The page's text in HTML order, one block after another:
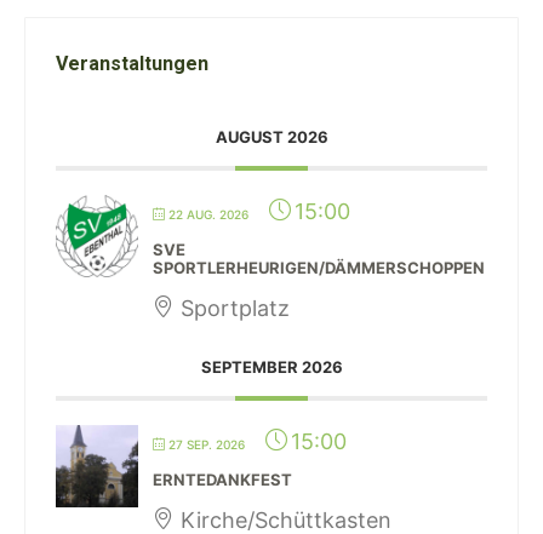
Veranstaltungen
AUGUST 2026
22 AUG. 2026 15:00
SVE
SPORTLERHEURIGEN/DÄMMERSCHOPPEN
Sportplatz
SEPTEMBER 2026
27 SEP. 2026 15:00
ERNTEDANKFEST
Kirche/Schüttkasten